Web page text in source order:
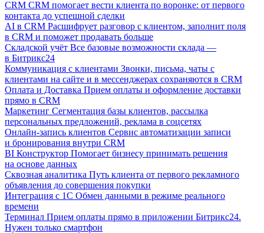
CRM CRM помогает вести клиента по воронке: от первого
контакта до успешной сделки
AI в CRM Расшифрует разговор с клиентом, заполнит поля
в CRM и поможет продавать больше
Складской учёт Все базовые возможности склада —
в Битрикс24
Коммуникация с клиентами Звонки, письма, чаты с
клиентами на сайте и в мессенджерах сохраняются в CRM
Оплата и Доставка Прием оплаты и оформление доставки
прямо в CRM
Маркетинг Сегментация базы клиентов, рассылка
персональных предложений, реклама в соцсетях
Онлайн-запись клиентов Сервис автоматизации записи
и бронирования внутри CRM
BI Конструктор Помогает бизнесу принимать решения
на основе данных
Сквозная аналитика Путь клиента от первого рекламного
объявления до совершения покупки
Интеграция с 1С Обмен данными в режиме реального
времени
Терминал Прием оплаты прямо в приложении Битрикс24.
Нужен только смартфон